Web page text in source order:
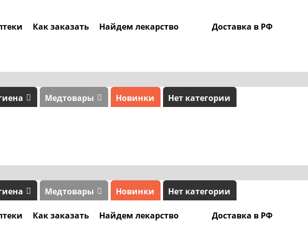
Как заказать Найдем лекарство Доставка в РФ
Медтовары Новинки Нет категории
Медтовары Новинки Нет категории
Как заказать Найдем лекарство Доставка в РФ